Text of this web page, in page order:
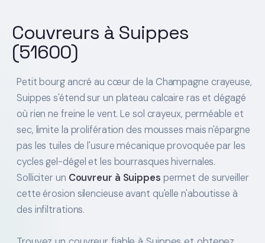
Couvreurs à Suippes
(51600)
Petit bourg ancré au cœur de la Champagne crayeuse,
Suippes s'étend sur un plateau calcaire ras et dégagé
où rien ne freine le vent. Le sol crayeux, perméable et
sec, limite la prolifération des mousses mais n'épargne
pas les tuiles de l'usure mécanique provoquée par les
cycles gel-dégel et les bourrasques hivernales.
Solliciter un Couvreur à Suippes permet de surveiller
cette érosion silencieuse avant qu'elle n'aboutisse à
des infiltrations.